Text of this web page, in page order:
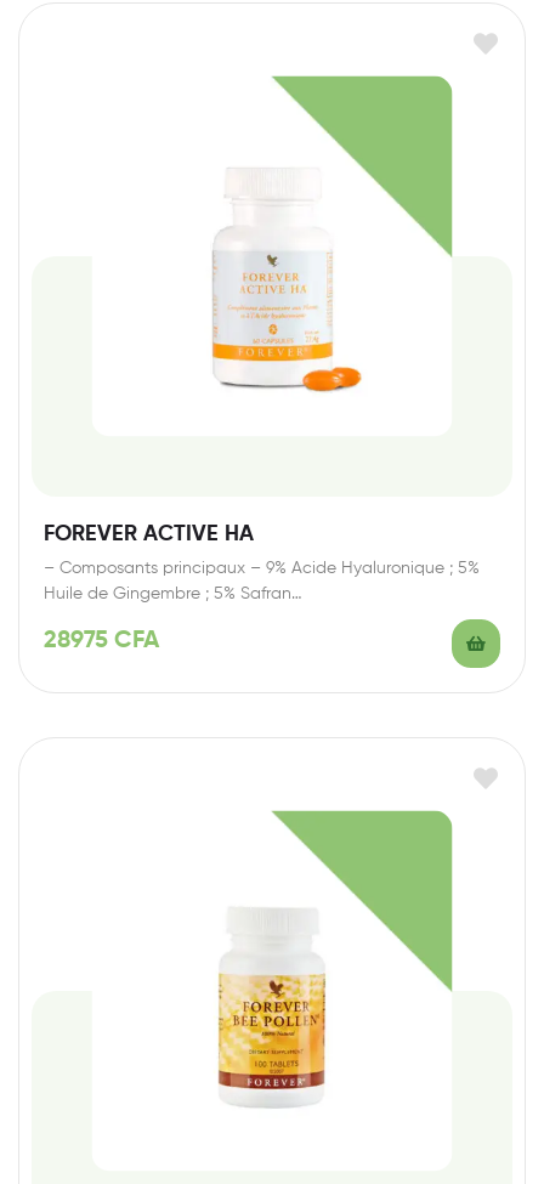
FOREVER ACTIVE HA
– Composants principaux – 9% Acide Hyaluronique ; 5%
Huile de Gingembre ; 5% Safran…
28975 CFA